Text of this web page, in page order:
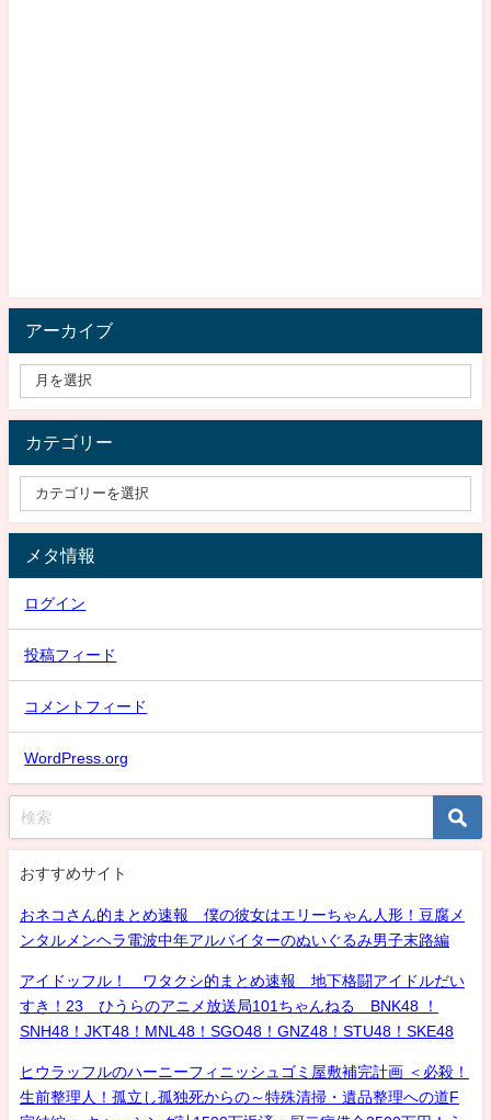
アーカイブ
カテゴリー
メタ情報
ログイン
投稿フィード
コメントフィード
WordPress.org
おすすめサイト
おネコさん的まとめ速報 僕の彼女はエリーちゃん人形！豆腐メ
ンタルメンヘラ電波中年アルバイターのぬいぐるみ男子末路編
アイドッフル！ ワタクシ的まとめ速報 地下格闘アイドルだい
すき！23 ひうらのアニメ放送局101ちゃんねる BNK48 ！
SNH48！JKT48！MNL48！SGO48！GNZ48！STU48！SKE48
ヒウラッフルのハーニーフィニッシュゴミ屋敷補完計画 ＜必殺！
生前整理人！孤立し孤独死からの～特殊清掃・遺品整理への道F